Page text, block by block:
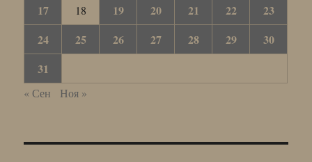
17 18 19 20 21 22
23
24
25 26 27 28 29
30
31
« Сен Ноя »